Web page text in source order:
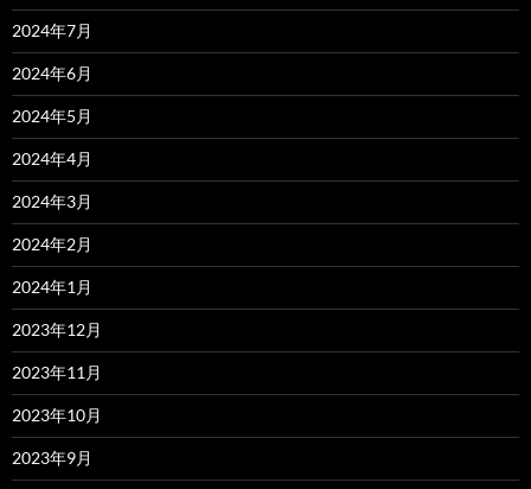
2024年7月
2024年6月
2024年5月
2024年4月
2024年3月
2024年2月
2024年1月
2023年12月
2023年11月
2023年10月
2023年9月